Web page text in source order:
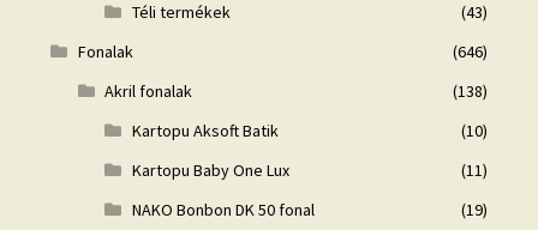
Téli termékek
(43)
Fonalak
(646)
Akril fonalak
(138)
Kartopu Aksoft Batik
(10)
Kartopu Baby One Lux
(11)
NAKO Bonbon DK 50 fonal
(19)